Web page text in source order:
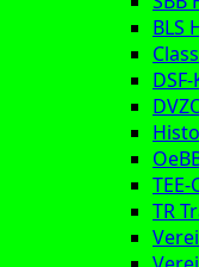
BLS
TEE-
TR